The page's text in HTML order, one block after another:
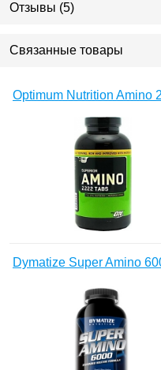
Отзывы (5)
Связанные товары
Optimum Nutrition Amino
Dymatize Super Amino